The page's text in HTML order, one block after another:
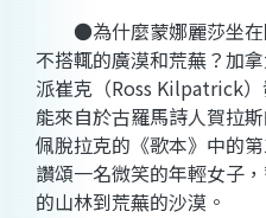
●為什麼蒙娜麗莎坐在
不搭輒的廣漠和荒蕪？加
派崔克（Ross Kilpatrick
能來自於古羅馬詩人賀拉
佩脫拉克的《歌本》中的
讚頌一名微笑的年輕女子
的山林到荒蕪的沙漠。